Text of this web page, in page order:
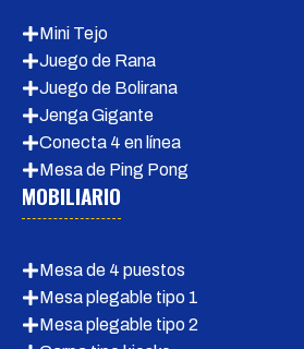
Mini Tejo
Juego de Rana
Juego de Bolirana
Jenga Gigante
Conecta 4 en línea
Mesa de Ping Pong
MOBILIARIO
Mesa de 4 puestos
Mesa plegable tipo 1
Mesa plegable tipo 2